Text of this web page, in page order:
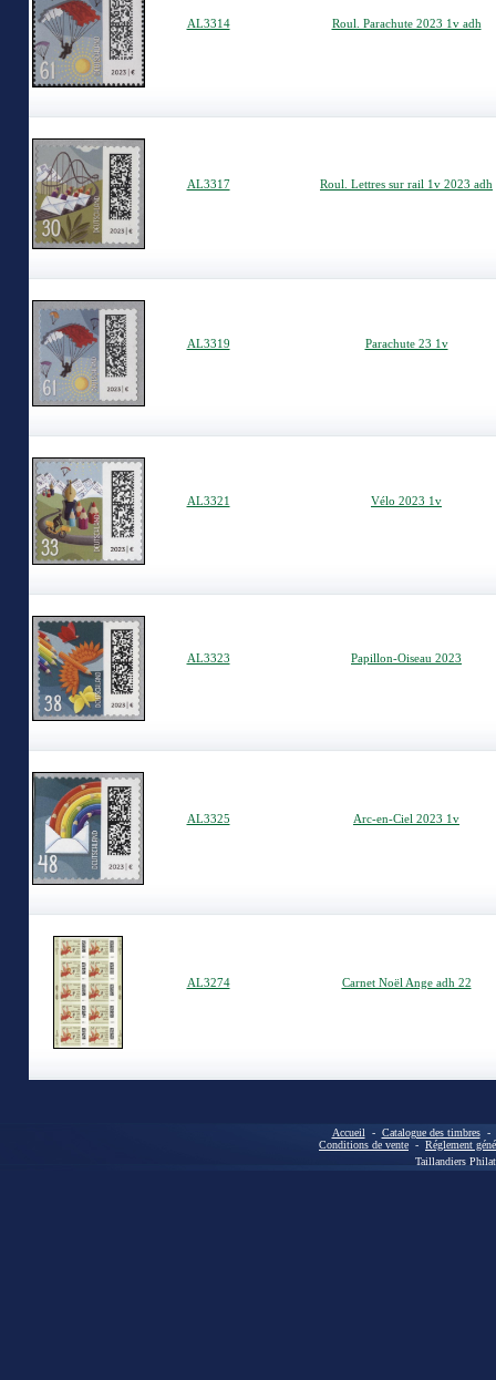
AL3314 Roul. Parachute 2023 1v adh
AL3317 Roul. Lettres sur rail 1v 2023 adh
AL3319 Parachute 23 1v
AL3321 Vélo 2023 1v
AL3323 Papillon-Oiseau 2023
AL3325 Arc-en-Ciel 2023 1v
AL3274 Carnet Noël Ange adh 22
Accueil - Catalogue des timbres-
Conditions de vente - Réglement
Taillandiers